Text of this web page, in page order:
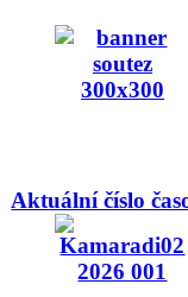
Aktuální číslo